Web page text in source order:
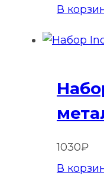
В
1030₽
В